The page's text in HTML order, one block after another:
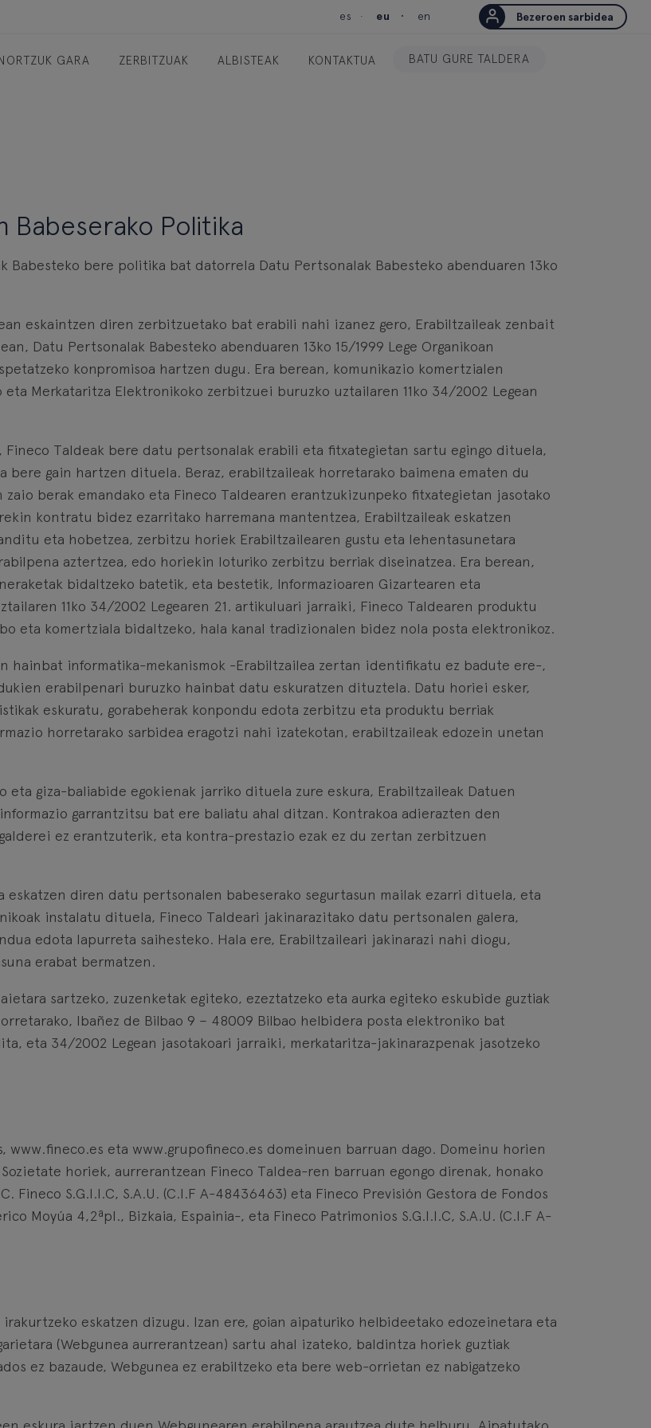
es eu en Bezeroen sarbidea
GARA ZERBITZUAK ALBISTEAK KONTAKTUA BATU GURE TALDERA
Babeserako Politika
Babesteko bere politika bat datorrela Datu Pertsonalak Babesteko abenduaren 13ko
eskaintzen diren zerbitzuetako bat erabili nahi izanez gero, Erabiltzaileak zenbait
Datu Pertsonalak Babesteko abenduaren 13ko 15/1999 Lege Organikoan
konpromisoa hartzen dugu. Era berean, komunikazio komertzialen
Merkataritza Elektronikoko zerbitzuei buruzko uztailaren 11ko 34/2002 Legean
Taldeak bere datu pertsonalak erabili eta fitxategietan sartu egingo dituela,
gain hartzen dituela. Beraz, erabiltzaileak horretarako baimena ematen du
berak emandako eta Fineco Taldearen erantzukizunpeko fitxategietan jasotako
kontratu bidez ezarritako harremana mantentzea, Erabiltzaileak eskatzen
eta hobetzea, zerbitzu horiek Erabiltzailearen gustu eta lehentasunetara
aztertzea, edo horiekin loturiko zerbitzu berriak diseinatzea. Era berean,
bidaltzeko batetik, eta bestetik, Informazioaren Gizartearen eta
11ko 34/2002 Legearen 21. artikuluari jarraiki, Fineco Taldearen produktu
eta komertziala bidaltzeko, hala kanal tradizionalen bidez nola posta elektronikoz.
hainbat informatika-mekanismok -Erabiltzailea zertan identifikatu ez badute ere-,
erabilpenari buruzko hainbat datu eskuratzen dituztela. Datu horiei esker,
eskuratu, gorabeherak konpondu edota zerbitzu eta produktu berriak
horretarako sarbidea eragotzi nahi izatekotan, erabiltzaileak edozein unetan
giza-baliabide egokienak jarriko dituela zure eskura, Erabiltzaileak Datuen
garrantzitsu bat ere baliatu ahal ditzan. Kontrakoa adierazten den
ez erantzuterik, eta kontra-prestazio ezak ez du zertan zerbitzuen
eskatzen diren datu pertsonalen babeserako segurtasun mailak ezarri dituela, eta
instalatu dituela, Fineco Taldeari jakinarazitako datu pertsonalen galera,
edota lapurreta saihesteko. Hala ere, Erabiltzaileari jakinarazi nahi diogu,
erabat bermatzen.
sartzeko, zuzenketak egiteko, ezeztatzeko eta aurka egiteko eskubide guztiak
Ibañez de Bilbao 9 – 48009 Bilbao helbidera posta elektroniko bat
eta 34/2002 Legean jasotakoari jarraiki, merkataritza-jakinarazpenak jasotzeko
www.fineco.es eta www.grupofineco.es domeinuen barruan dago. Domeinu horien
horiek, aurrerantzean Fineco Taldea-ren barruan egongo direnak, honako
Fineco S.G.I.I.C, S.A.U. (C.I.F A-48436463) eta Fineco Previsión Gestora de Fondos
Moyúa 4,2ªpl., Bizkaia, Espainia-, eta Fineco Patrimonios S.G.I.I.C, S.A.U. (C.I.F A-
eskatzen dizugu. Izan ere, goian aipaturiko helbideetako edozeinetara eta
(Webgunea aurrerantzean) sartu ahal izateko, baldintza horiek guztiak
ez bazaude, Webgunea ez erabiltzeko eta bere web-orrietan ez nabigatzeko